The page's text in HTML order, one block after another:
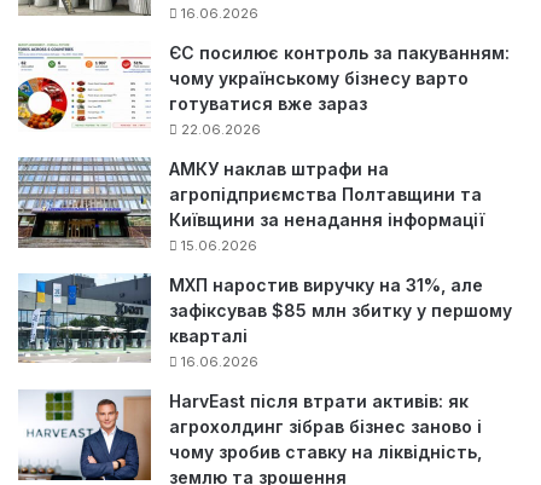
16.06.2026
ЄС посилює контроль за пакуванням:
чому українському бізнесу варто
готуватися вже зараз
22.06.2026
АМКУ наклав штрафи на
агропідприємства Полтавщини та
Київщини за ненадання інформації
15.06.2026
МХП наростив виручку на 31%, але
зафіксував $85 млн збитку у першому
кварталі
16.06.2026
HarvEast після втрати активів: як
агрохолдинг зібрав бізнес заново і
чому зробив ставку на ліквідність,
землю та зрошення